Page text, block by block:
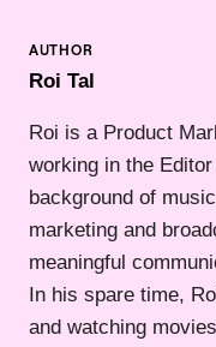
Roi Tal
Roi is a Product
working in the
background of
marketing and
meaningful
In his spare time,
and watching